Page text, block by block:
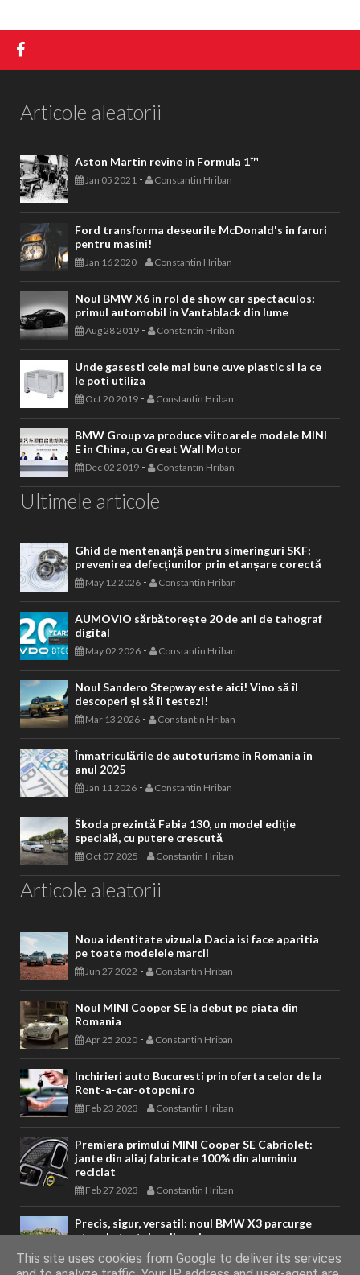
Articole aleatorii
Aston Martin revine in Formula 1™
Jan 05 2021 - Constantin Hriban
Ford transforma deseurile McDonald's in faruri
pentru masini!
Jan 16 2020 - Constantin Hriban
Noul BMW X6 in rol de show car spectaculos:
primul automobil in Vantablack din lume
Aug 28 2019 - Constantin Hriban
Unde gasesti cele mai bune cuve plastic si la ce
le poti utiliza
Oct 20 2019 - Constantin Hriban
BMW Group va produce viitoarele modele MINI
E in China, cu Great Wall Motor
Dec 02 2019 - Constantin Hriban
Ultimele articole
Ghid de mentenanță pentru simeringuri SKF:
prevenirea defecțiunilor prin etanșare corectă
May 12 2026 - Constantin Hriban
AUMOVIO sărbătorește 20 de ani de tahograf
digital
May 02 2026 - Constantin Hriban
Noul Sandero Stepway este aici! Vino să îl
descoperi și să îl testezi!
Mar 13 2026 - Constantin Hriban
Înmatriculările de autoturisme în Romania în
anul 2025
Jan 11 2026 - Constantin Hriban
Škoda prezintă Fabia 130, un model ediție
specială, cu putere crescută
Oct 07 2025 - Constantin Hriban
Articole aleatorii
Noua identitate vizuala Dacia isi face aparitia
pe toate modelele marcii
Jun 27 2022 - Constantin Hriban
Noul MINI Cooper SE la debut pe piata din
Romania
Apr 25 2020 - Constantin Hriban
Inchirieri auto Bucuresti prin oferta celor de la
Rent-a-car-otopeni.ro
Feb 23 2023 - Constantin Hriban
Premiera primului MINI Cooper SE Cabriolet:
jante din aliaj fabricate 100% din aluminiu
reciclat
Feb 27 2023 - Constantin Hriban
Precis, sigur, versatil: noul BMW X3 parcurge
etapele testelor dinamice
Apr 22 2024- Constantin Hriban
This site uses cookies from Google to deliver its services